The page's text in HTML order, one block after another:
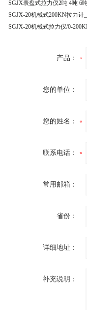
产品：
您的单位：
您的姓名：
联系电话：
常用邮箱：
省份：
详细地址：
补充说明：